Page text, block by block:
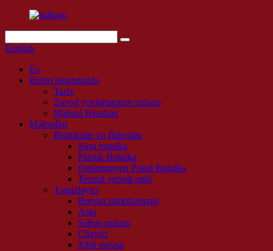
English
Ev
Bizim haqqımızda
Tarix
Zavod yoxlamasının ixtisası
Məhsul Hesabatı
Məhsullar
Butulkalar və flakonlar
Şüşə butulka
Plastik Butulka
Paslanmayan Polad Butulka
Termal yemək qabı
Təmizləyici
Burşun təmizlənməsi
Askı
Sabun qutusu
Çiləyici
Zibil qutusu